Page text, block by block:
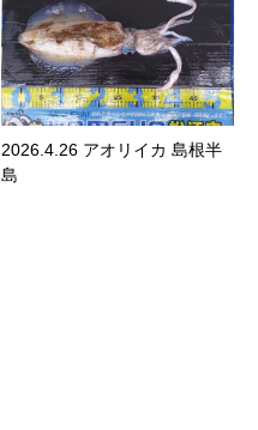
2026.4.26 アオリイカ 島根半
島